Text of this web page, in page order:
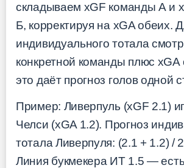
складываем xGF команды А и
Б, корректируя на xGA обеих.
индивидуального тотала
конкретной команды плюс
это даёт прогноз голов одной
Пример: Ливерпуль (xGF 2.1)
Челси (xGA 1.2). Прогноз
тотала Ливерпуля: (2.1 + 1.2) /
Линия букмекера ИТ 1.5 —